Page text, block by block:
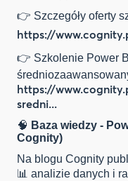
👉 Szczegóły oferty
https://
👉 Szkolenie Power
https://
sredni...
🧠 Baza wiedzy -
Cognity)
Na blogu Cognity
📊 analizie danych i